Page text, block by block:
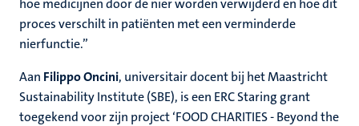
hoe medicijnen door de nier worden verwijderd en hoe dit
proces verschilt in patiënten met een verminderde
nierfunctie.”
Aan Filippo Oncini, universitair docent bij het Maastricht
Sustainability Institute (SBE), is een ERC Staring grant
toegekend voor zijn project ‘FOOD CHARITIES - Beyond the